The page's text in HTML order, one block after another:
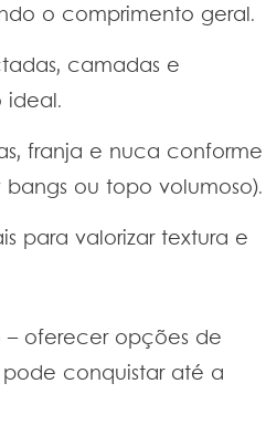
o comprimento geral.
camadas e
ideal.
franja e nuca conforme
ou topo volumoso).
para valorizar textura e
oferecer opções de
conquistar até a